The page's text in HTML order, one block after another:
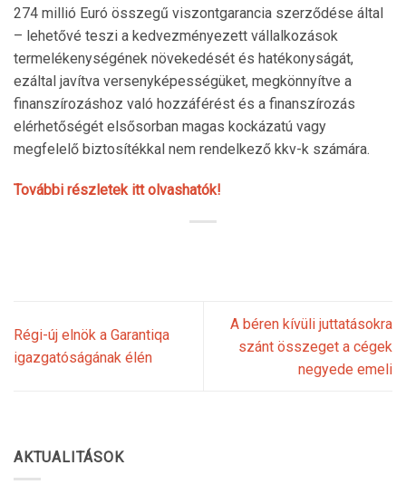
274 millió Euró összegű viszontgarancia szerződése által
– lehetővé teszi a kedvezményezett vállalkozások
termelékenységének növekedését és hatékonyságát,
ezáltal javítva versenyképességüket, megkönnyítve a
finanszírozáshoz való hozzáférést és a finanszírozás
elérhetőségét elsősorban magas kockázatú vagy
megfelelő biztosítékkal nem rendelkező kkv-k számára.
További részletek itt olvashatók!
Régi-új elnök a Garantiqa
igazgatóságának élén
A béren kívüli juttatásokra
szánt összeget a cégek
negyede emeli
AKTUALITÁSOK